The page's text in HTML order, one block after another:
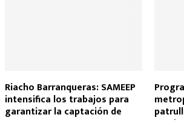
Riacho Barranqueras: SAMEEP
intensifica los trabajos para
garantizar la captación de